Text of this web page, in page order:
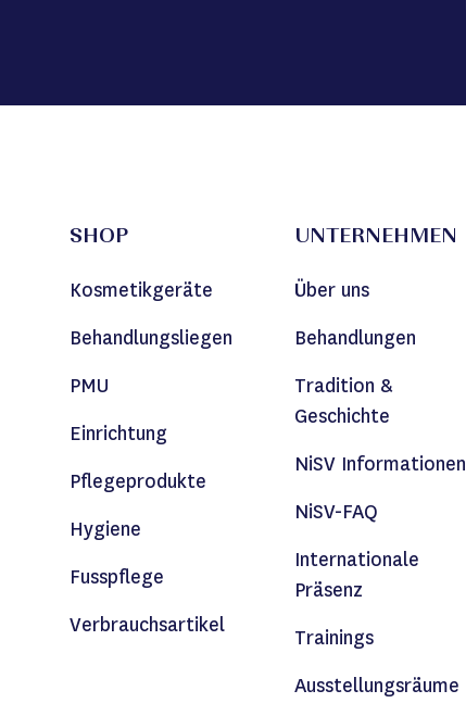
SHOP
Kosmetikgeräte
Behandlungsliegen
PMU
Einrichtung
Pflegeprodukte
Hygiene
Fusspflege
Verbrauchsartikel
UNTERNEHMEN
Über uns
Behandlungen
Tradition &
Geschichte
NiSV Informationen
NiSV-FAQ
Internationale
Präsenz
Trainings
Ausstellungsräume